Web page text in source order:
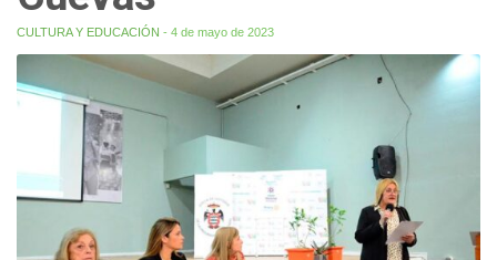
CULTURA Y EDUCACIÓN - 4 de mayo de 2023